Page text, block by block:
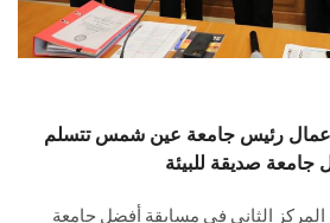
بأعمال رئيس جامعة عين شمس تتسلم
جامعة صديقة للبيئة
الثاني في مسابقة أفضل جامعة